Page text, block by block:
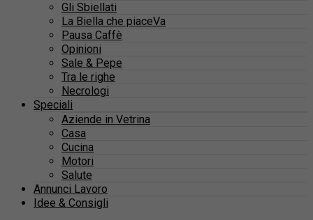
Gli Sbiellati
La Biella che piaceVa
Pausa Caffè
Opinioni
Sale & Pepe
Tra le righe
Necrologi
Speciali
Aziende in Vetrina
Casa
Cucina
Motori
Salute
Annunci Lavoro
Idee & Consigli